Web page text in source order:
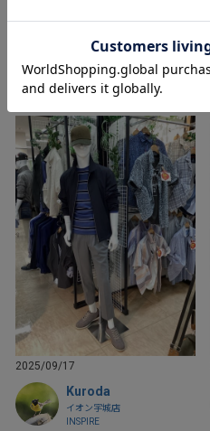
Kuroda
INSPIRE
2025/09/17
Kuroda
イオン宇城店
INSPIRE